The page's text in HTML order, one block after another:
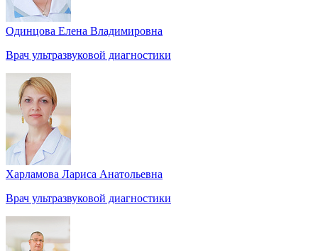
Одинцова Елена Владимировна
Врач ультразвуковой диагностики
Харламова Лариса Анатольевна
Врач ультразвуковой диагностики